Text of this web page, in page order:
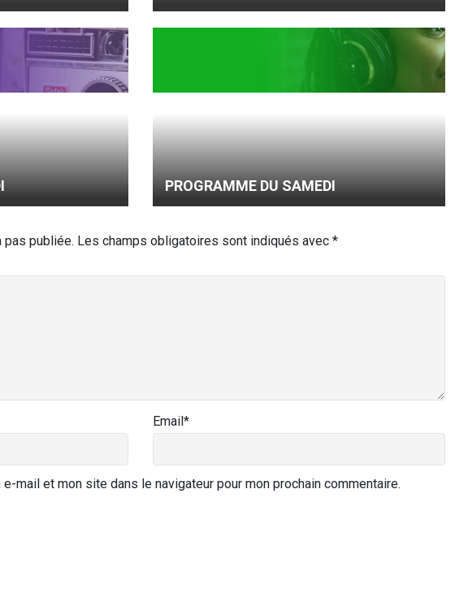
PROGRAMME DU SAMEDI
pas publiée. Les champs obligatoires sont indiqués avec *
Email*
e-mail et mon site dans le navigateur pour mon prochain commentaire.